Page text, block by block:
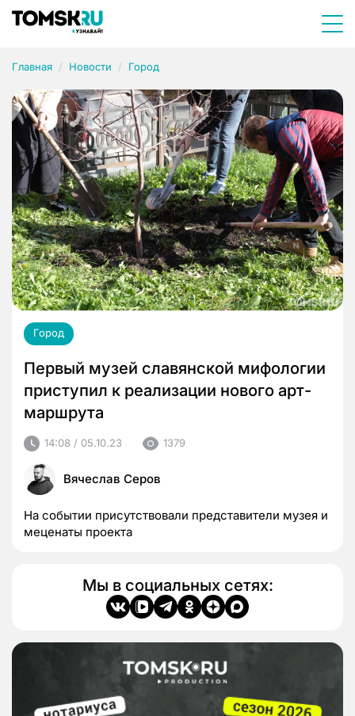
Главная Новости Город
Город
Первый музей славянской мифологии
приступил к реализации нового арт-
маршрута
14:08 / 05.10.23 1379
Вячеслав Серов
На событии присутствовали представители музея и
меценаты проекта
Мы в социальных сетях: